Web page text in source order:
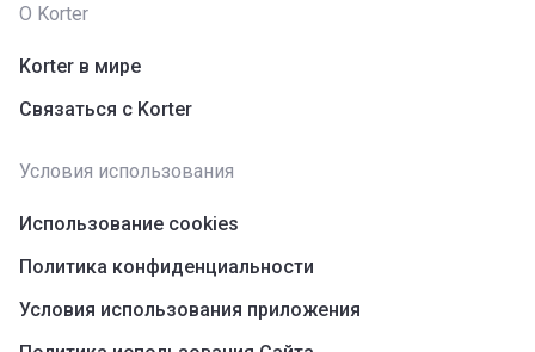
О Korter
Korter в мире
Связаться с Korter
Условия использования
Использование cookies
Политика конфиденциальности
Условия использования приложения